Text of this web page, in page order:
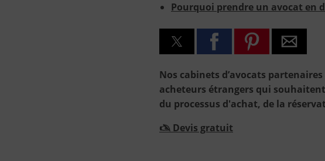
Pourquoi prendre un avocat en
Nos cabinets d’avocats
acheteurs étrangers qui souhaitent
du processus d'achat, de la
🖎 Devis gratuit